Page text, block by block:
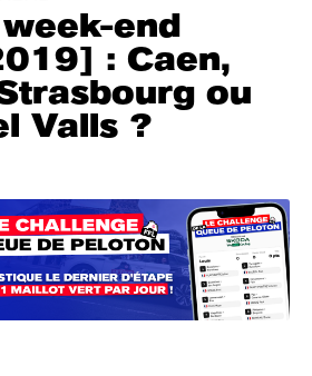
end
: Caen,
ou
Valls ?